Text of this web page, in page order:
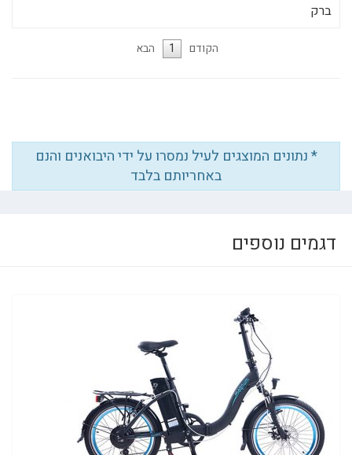
ברק
הקודם הבא
* נתונים המוצגים לעיל נמסרו על ידי היבואנים והנם
באחריותם בלבד
דגמים נוספים